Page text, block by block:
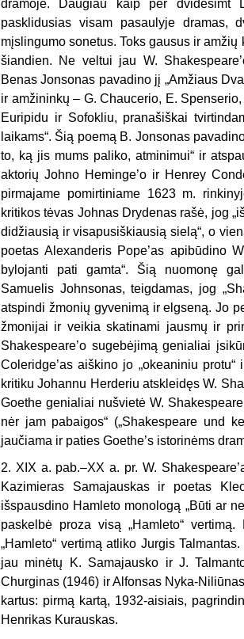
dramoje. Daugiau kaip per dvidešimt
pasklidusias visam pasaulyje
mįslingumo sonetus. Toks gausus ir
šiandien. Ne veltui jau W.
Benas Jonsonas pavadino jį „Amžiaus
ir amžininkų – G. Chaucerio, E.
Euripidu ir Sofokliu, pranašiškai
laikams“. Šią poemą B. Jonsonas
to, ką jis mums paliko, atminimui“ ir
aktorių Johno Heminge’o ir Henrey
pirmajame pomirtiniame 1623 m.
kritikos tėvas Johnas Drydenas rašė, jog
didžiausią ir visapusiškiausią sielą“, o
poetas Alexanderis Pope’as apibūdino
bylojanti pati gamta“. Šią nuomonę
Samuelis Johnsonas, teigdamas, jog
atspindi žmonių gyvenimą ir elgseną. Jo
žmonijai ir veikia skatinami jausmų ir
Shakespeare’o sugebėjimą genialiai
Coleridge’as aiškino jo „okeaniniu
kritiku Johannu Herderiu atskleidęs W.
Goethe genialiai nušvietė W.
nėr jam pabaigos“ („Shakespeare und
jaučiama ir paties Goethe’s istorinėms
2. XIX a. pab.–XX a. pr. W.
Kazimieras Samajauskas ir poetas
išspausdino Hamleto monologą „Būti ar
paskelbė proza visą „Hamleto“
„Hamleto“ vertimą atliko Jurgis
jau minėtų K. Samajausko ir J.
Churginas (1946) ir Alfonsas Nyka-
kartus: pirmą kartą, 1932-aisiais,
Henrikas Kurauskas.